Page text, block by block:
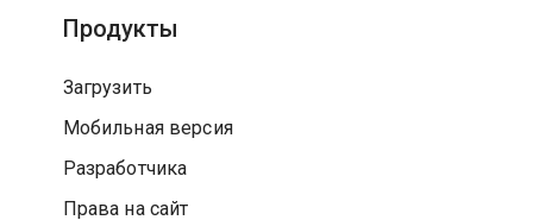
Продукты
Загрузить
Мобильная версия
Разработчика
Права на сайт